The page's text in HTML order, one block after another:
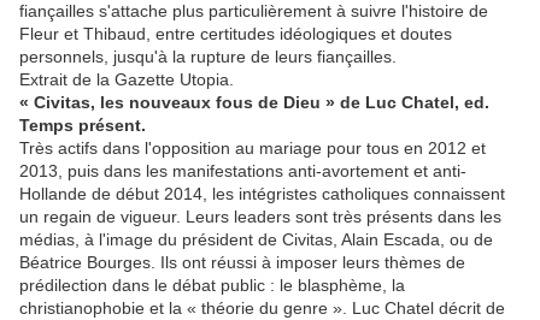
fiançailles s'attache plus particulièrement à suivre l'histoire de
Fleur et Thibaud, entre certitudes idéologiques et doutes
personnels, jusqu'à la rupture de leurs fiançailles.
Extrait de la Gazette Utopia.
« Civitas, les nouveaux fous de Dieu » de Luc Chatel, ed.
Temps présent.
Très actifs dans l'opposition au mariage pour tous en 2012 et
2013, puis dans les manifestations anti-avortement et anti-
Hollande de début 2014, les intégristes catholiques connaissent
un regain de vigueur. Leurs leaders sont très présents dans les
médias, à l'image du président de Civitas, Alain Escada, ou de
Béatrice Bourges. Ils ont réussi à imposer leurs thèmes de
prédilection dans le débat public : le blasphème, la
christianophobie et la « théorie du genre ». Luc Chatel décrit de